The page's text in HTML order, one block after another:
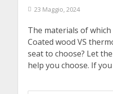
23 Maggio, 2024
The materials of
Coated wood VS
seat to choose? Let
help you choose. If you